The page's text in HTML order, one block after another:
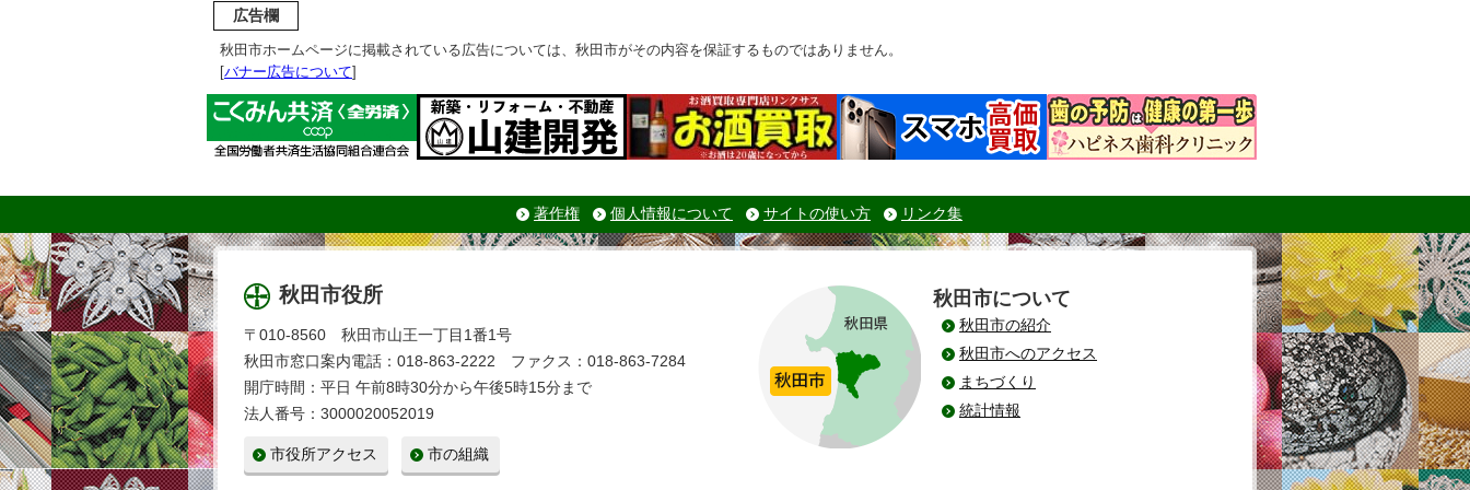
広告欄
秋田市ホームページに掲載されている広告については、秋田市がその内容を保証するものではありません。
[バナー広告について]
著作権 個人情報について サイトの使い方 リンク集
秋田市役所
〒010-8560 秋田市山王一丁目1番1号
秋田市窓口案内電話：018-863-2222 ファクス：018-863-7284
開庁時間：平日 午前8時30分から午後5時15分まで
法人番号：3000020052019
市役所アクセス 市の組織
秋田市について
秋田市の紹介
秋田市へのアクセス
まちづくり
統計情報